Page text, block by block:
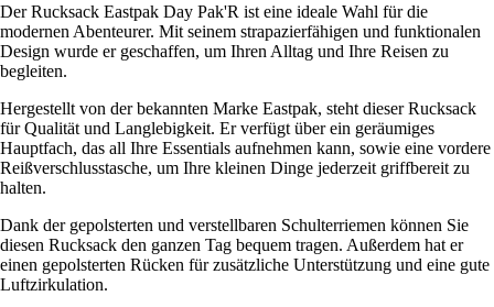
Der Rucksack Eastpak Day Pak'R ist eine ideale Wahl für die
modernen Abenteurer. Mit seinem strapazierfähigen und funktionalen
Design wurde er geschaffen, um Ihren Alltag und Ihre Reisen zu
begleiten.
Hergestellt von der bekannten Marke Eastpak, steht dieser Rucksack
für Qualität und Langlebigkeit. Er verfügt über ein geräumiges
Hauptfach, das all Ihre Essentials aufnehmen kann, sowie eine vordere
Reißverschlusstasche, um Ihre kleinen Dinge jederzeit griffbereit zu
halten.
Dank der gepolsterten und verstellbaren Schulterriemen können Sie
diesen Rucksack den ganzen Tag bequem tragen. Außerdem hat er
einen gepolsterten Rücken für zusätzliche Unterstützung und eine gute
Luftzirkulation.